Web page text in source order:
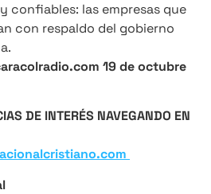
confiables: las empresas que
con respaldo del gobierno
19 de octubre
DE INTERÉS NAVEGANDO EN